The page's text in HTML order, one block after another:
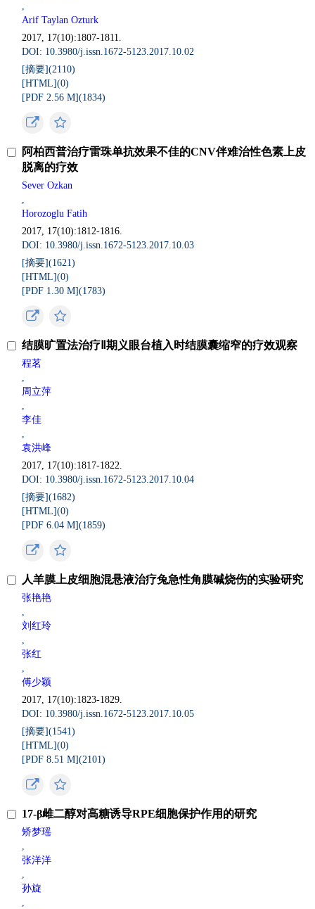
,
Arif Taylan Ozturk
2017, 17(10):1807-1811.
DOI: 10.3980/j.issn.1672-5123.2017.10.02
[摘要](2110)
[HTML](0)
[PDF 2.56 M](1834)
阿柏西普治疗雷珠单抗效果不佳的CNV伴难治性色素上皮
脱离的疗效
Sever Ozkan
,
Horozoglu Fatih
2017, 17(10):1812-1816.
DOI: 10.3980/j.issn.1672-5123.2017.10.03
[摘要](1621)
[HTML](0)
[PDF 1.30 M](1783)
结膜旷置法治疗Ⅱ期义眼台植入时结膜囊缩窄的疗效观察
程茗
,
周立萍
,
李佳
,
袁洪峰
2017, 17(10):1817-1822.
DOI: 10.3980/j.issn.1672-5123.2017.10.04
[摘要](1682)
[HTML](0)
[PDF 6.04 M](1859)
人羊膜上皮细胞混悬液治疗兔急性角膜碱烧伤的实验研究
张艳艳
,
刘红玲
,
张红
,
傅少颖
2017, 17(10):1823-1829.
DOI: 10.3980/j.issn.1672-5123.2017.10.05
[摘要](1541)
[HTML](0)
[PDF 8.51 M](2101)
17-β雌二醇对高糖诱导RPE细胞保护作用的研究
矫梦瑶
,
张洋洋
,
孙旋
,